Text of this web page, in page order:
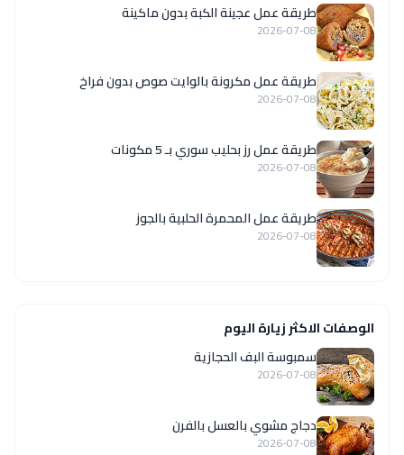
طريقة عمل عجينة الكبة بدون ماكينة
2026-07-08
طريقة عمل مكرونة بالوايت صوص بدون فراخ
2026-07-08
طريقة عمل رز بحليب سوري بـ 5 مكونات
2026-07-08
طريقة عمل المحمرة الحلبية بالجوز
2026-07-08
الوصفات الاكثر زيارة اليوم
سمبوسة البف الحجازية
2026-07-08
دجاج مشوي بالعسل بالفرن
2026-07-08